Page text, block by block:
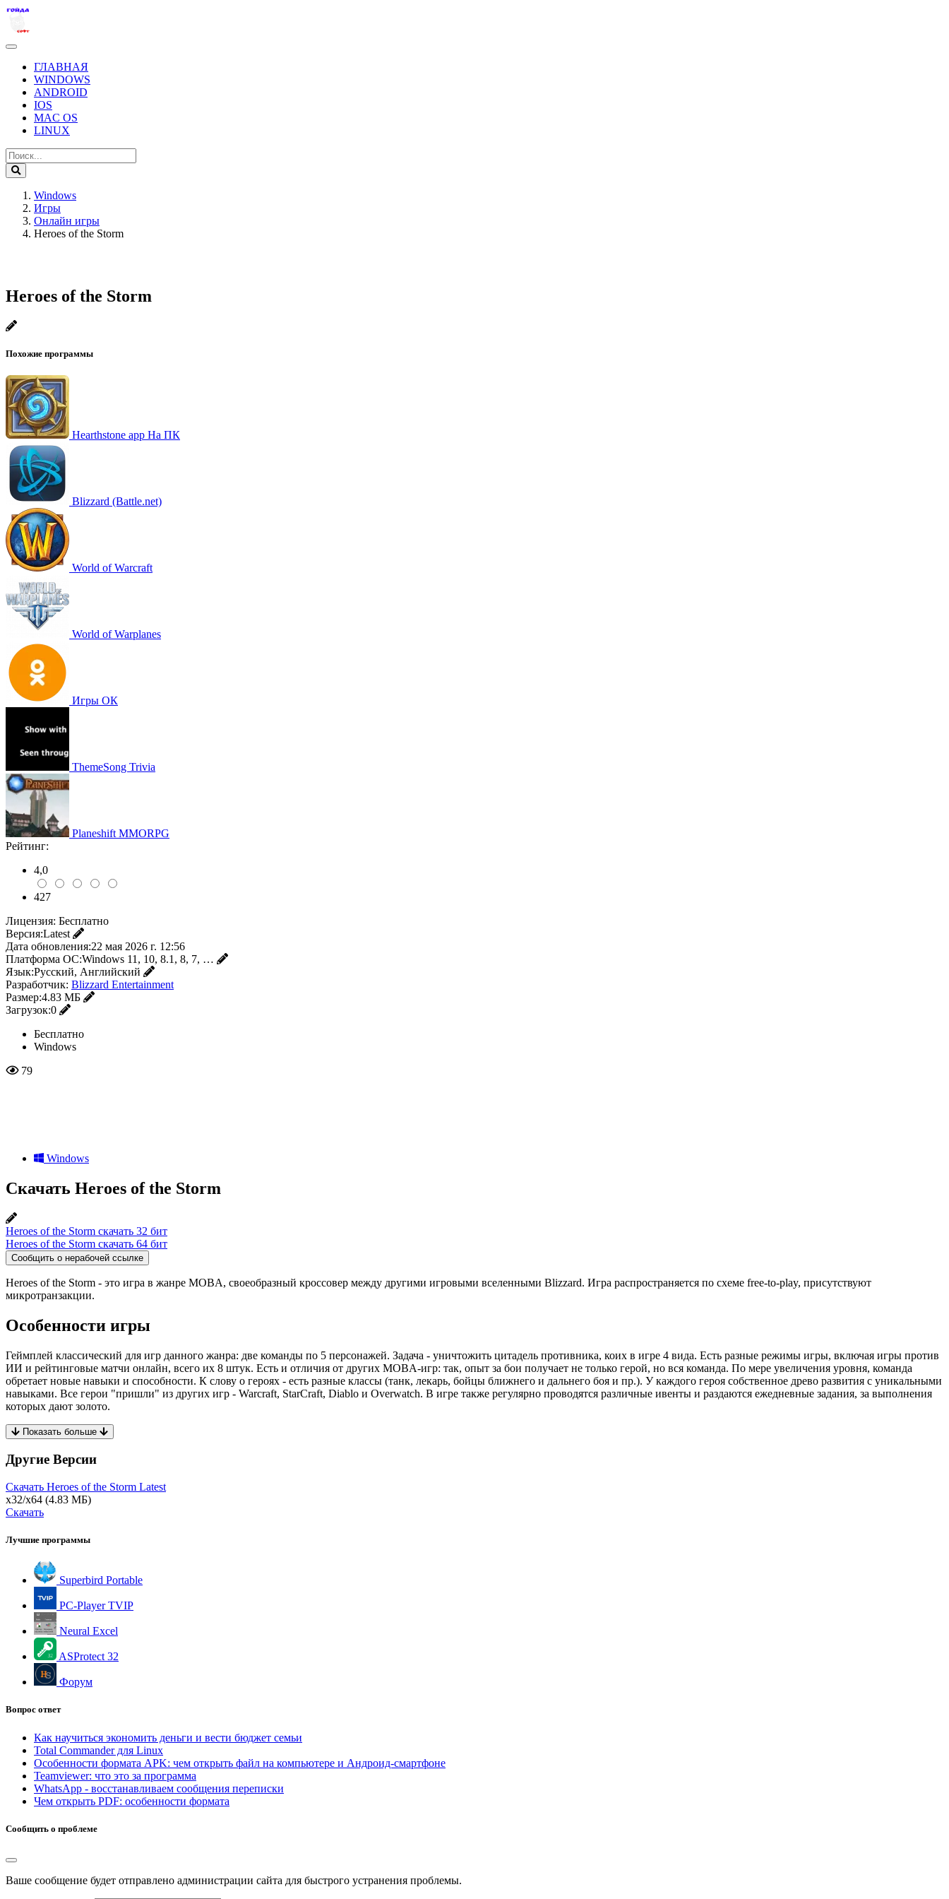
ГЛАВНАЯ
WINDOWS
ANDROID
IOS
MAC OS
LINUX
Windows
Игры
Онлайн игры
Heroes of the Storm
Heroes of the Storm
Похожие программы
Hearthstone app На ПК
Blizzard (Battle.net)
World of Warcraft
World of Warplanes
Игры ОК
ThemeSong Trivia
Planeshift MMORPG
Рейтинг:
4,0
427
Лицензия: Бесплатно
Версия:Latest
Дата обновления:22 мая 2026 г. 12:56
Платформа ОС:Windows 11, 10, 8.1, 8, 7, …
Язык:Русский, Английский
Разработчик: Blizzard Entertainment
Размер:4.83 МБ
Загрузок:0
Бесплатно
Windows
79
Windows
Скачать Heroes of the Storm
Heroes of the Storm скачать 32 бит
Heroes of the Storm скачать 64 бит
Сообщить о нерабочей ссылке
Heroes of the Storm - это игра в жанре MOBA, своеобразный кроссовер между другими игровыми вселенными Blizzard. Игра распространяется по схеме free-to-play, присутствуют
микротранзакции.
Особенности игры
Геймплей классический для игр данного жанра: две команды по 5 персонажей. Задача - уничтожить цитадель противника, коих в игре 4 вида. Есть разные режимы игры, включая игры против
ИИ и рейтинговые матчи онлайн, всего их 8 штук. Есть и отличия от других MOBA-игр: так, опыт за бои получает не только герой, но вся команда. По мере увеличения уровня, команда
обретает новые навыки и способности. К слову о героях - есть разные классы (танк, лекарь, бойцы ближнего и дальнего боя и пр.). У каждого героя собственное древо развития с уникальными
навыками. Все герои "пришли" из других игр - Warcraft, StarCraft, Diablo и Overwatch. В игре также регулярно проводятся различные ивенты и раздаются ежедневные задания, за выполнения
которых дают золото.
Показать больше
Другие Версии
Скачать Heroes of the Storm Latest
x32/x64 (4.83 МБ)
Скачать
Лучшие программы
Superbird Portable
PC-Player TVIP
Neural Excel
ASProtect 32
Форум
Вопрос ответ
Как научиться экономить деньги и вести бюджет семьи
Total Commander для Linux
Особенности формата APK: чем открыть файл на компьютере и Андроид-смартфоне
Teamviewer: что это за программа
WhatsApp - восстанавливаем сообщения переписки
Чем открыть PDF: особенности формата
Сообщить о проблеме
Ваше сообщение будет отправлено администрации сайта для быстрого устранения проблемы.